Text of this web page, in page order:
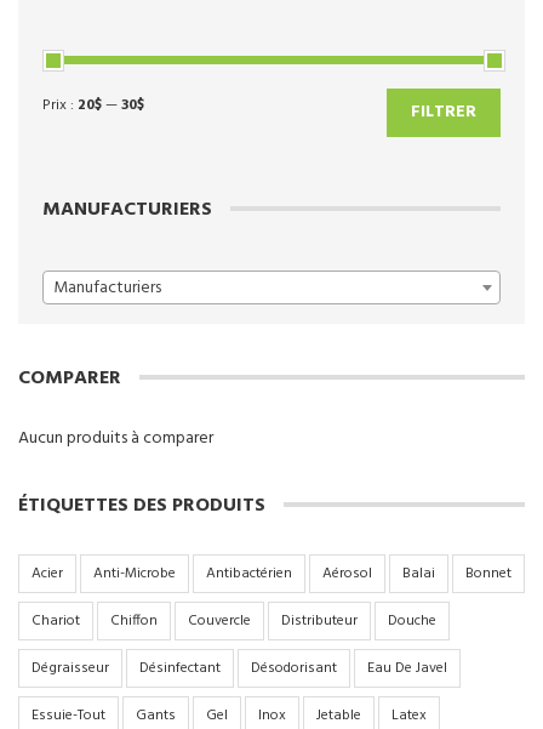
FILTRER
Prix : 20$—30$
MANUFACTURIERS
Manufacturiers
COMPARER
Aucun produits à comparer
ÉTIQUETTES DES PRODUITS
Acier Anti-Microbe Antibactérien Aérosol Balai
Bonnet
Chariot
Chiffon Couvercle Distributeur
Douche
Dégraisseur
Désinfectant Désodorisant
Eau De Javel
Essuie-Tout
Gants Gel Inox Jetable
Latex